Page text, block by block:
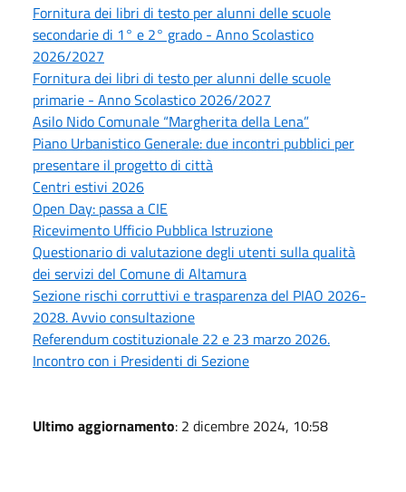
Fornitura dei libri di testo per alunni delle scuole
secondarie di 1° e 2° grado - Anno Scolastico
2026/2027
Fornitura dei libri di testo per alunni delle scuole
primarie - Anno Scolastico 2026/2027
Asilo Nido Comunale “Margherita della Lena”
Piano Urbanistico Generale: due incontri pubblici per
presentare il progetto di città
Centri estivi 2026
Open Day: passa a CIE
Ricevimento Ufficio Pubblica Istruzione
Questionario di valutazione degli utenti sulla qualità
dei servizi del Comune di Altamura
Sezione rischi corruttivi e trasparenza del PIAO 2026-
2028. Avvio consultazione
Referendum costituzionale 22 e 23 marzo 2026.
Incontro con i Presidenti di Sezione
Ultimo aggiornamento: 2 dicembre 2024, 10:58